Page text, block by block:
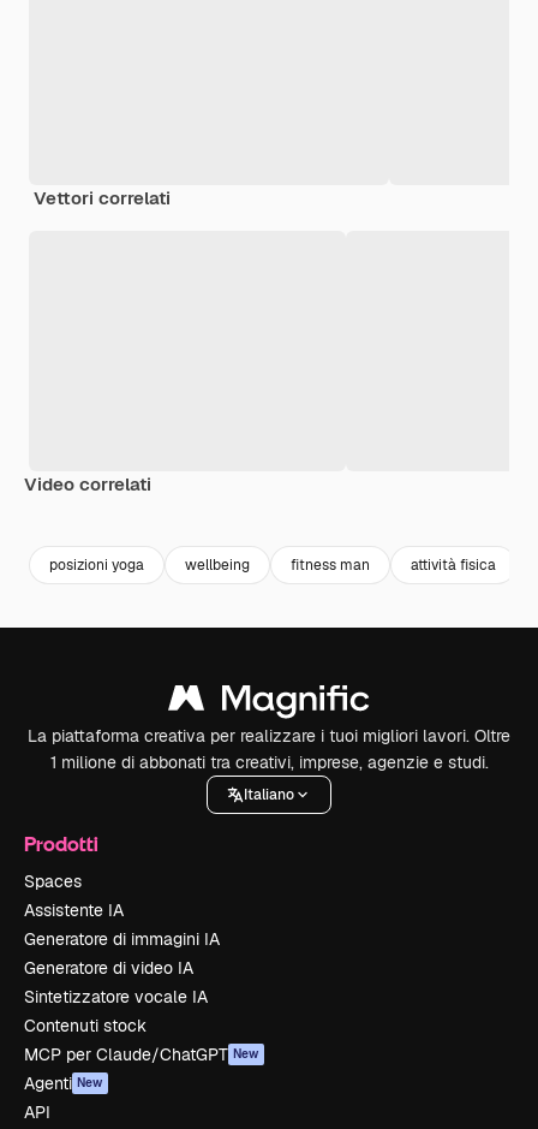
Vettori correlati
Video correlati
posizioni yoga wellbeing fitness man attività fisica
La piattaforma creativa per realizzare i tuoi migliori lavori. Oltre
1 milione di abbonati tra creativi, imprese, agenzie e studi.
Italiano
Prodotti
Spaces
Assistente IA
Generatore di immagini IA
Generatore di video IA
Sintetizzatore vocale IA
Contenuti stock
MCP per Claude/ChatGPT New
Agenti New
API